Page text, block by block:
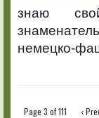
знаю
немецко-
Page 3 of 111 ‹